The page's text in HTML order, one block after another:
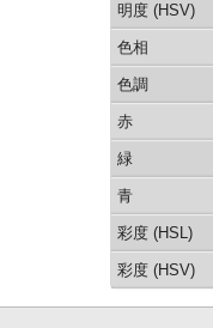
明度 (HSV)
色相
色調
赤
緑
青
彩度 (HSL)
彩度 (HSV)